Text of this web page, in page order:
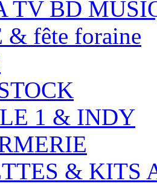
TV BD
& fête foraine
1 & INDY
& KITS